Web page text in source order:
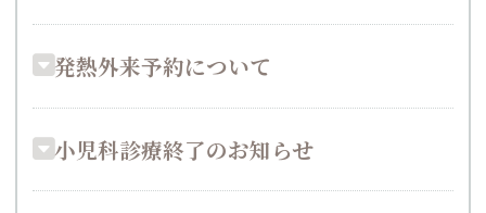
発熱外来予約について
小児科診療終了のお知らせ